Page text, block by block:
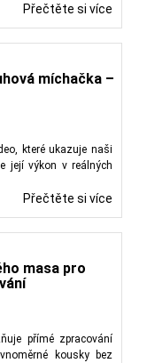
Přečtěte si více
míchačka –
které ukazuje naši
její výkon v reálných
Přečtěte si více
masa pro
přímé zpracování
kousky bez